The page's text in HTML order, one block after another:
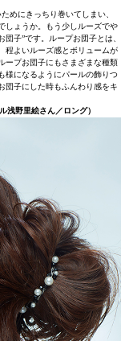
めにきっちり巻いてしまい、
しょうか。もう少しルーズでや
子”です。ループお団子とは、
程よいルーズ感とボリュームが
ープお団子にもさまざまな種類
様になるようにパールの飾りつ
団子にした時もふんわり感をキ
浅野里絵さん／ロング）